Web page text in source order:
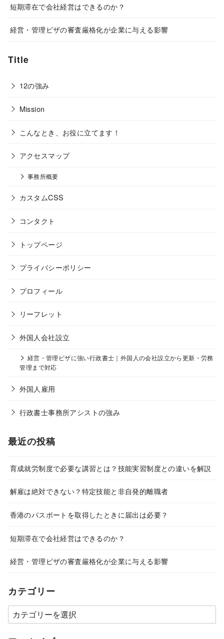
短期滞在で会社経営はできるのか？
経営・管理ビザの審査厳格化が企業に与える影響
Title
12の強み
Mission
こんなとき、お役に立てます！
アクセスマップ
事務所概要
カスタムCSS
コンタクト
トップページ
プライバシーポリシー
プロフィール
リーフレット
外国人会社設立
経営・管理ビザに強い行政書士｜外国人の会社設立から更新・労務
管理まで対応
外国人雇用
行政書士事務所アシストの強み
最近の投稿
育成就労制度で必要な講習とは？技能実習制度との違いを解説
解雇は絶対できない？特定技能と非自発的離職者
香港のパスポートを取得したときに届出は必要？
短期滞在で会社経営はできるのか？
経営・管理ビザの審査厳格化が企業に与える影響
カテゴリー
カ
テ